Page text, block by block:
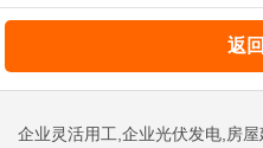
返
企业灵活用工,企业光伏发电,房